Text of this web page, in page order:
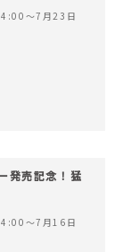
〜7月23日
発売記念！猛
〜7月16日